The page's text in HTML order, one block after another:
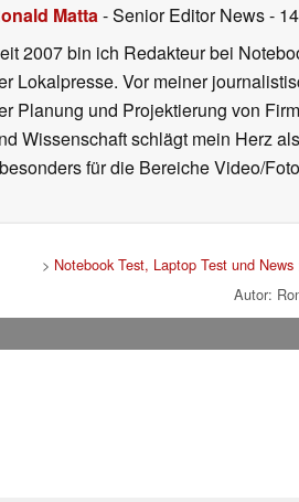
Matta- Senior Editor News-
2007 bin ich Redakteur bei
Lokalpresse. Vor meiner
Planung und Projektierung von
Wissenschaft schlägt mein Herz
für die Bereiche Video/
> Notebook Test, Laptop Test und News
Autor: